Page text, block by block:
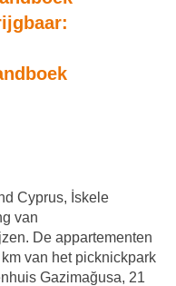
Cyprus, İskele
van
De appartementen
van het picknickpark
Gazimağusa, 21